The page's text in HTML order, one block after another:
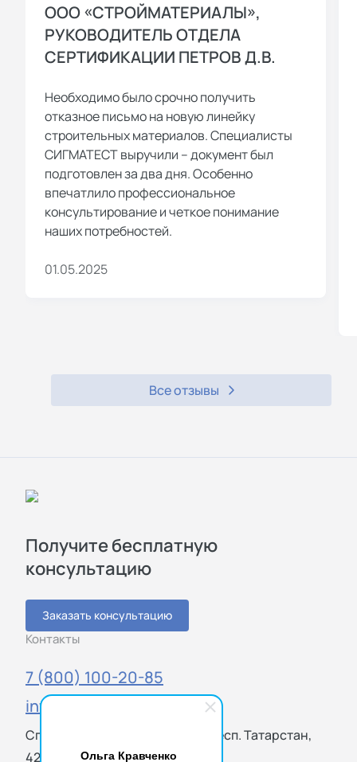
Ольга Кравченко
ООО «СТРОЙМАТЕРИАЛЫ»,
РУКОВОДИТЕЛЬ ОТДЕЛА
СЕРТИФИКАЦИИ ПЕТРОВ Д.В.
Необходимо было срочно получить
отказное письмо на новую линейку
строительных материалов. Специалисты
СИГМАТЕСТ выручили – документ был
подготовлен за два дня. Особенно
впечатлило профессиональное
консультирование и четкое понимание
наших потребностей.
01.05.2025
Все отзывы
Получите бесплатную
консультацию
Заказать консультацию
Контакты
7 (800) 100-20-85
info@sigmatest.ru
Спартаковская ул., 6, Казань, Респ. Татарстан,
420000